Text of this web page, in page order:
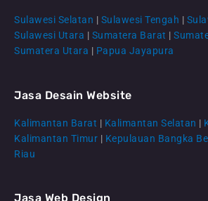
CS Lenteraweb
Sulawesi Selatan | Sulawesi Tengah |
Sulawesi Utara | Sumatera Barat |
Sumatera Utara | Papua Jayapura
Jasa Desain Website
Kalimantan Barat | Kalimantan Selatan |
Kalimantan Timur | Kepulauan Bangka
Riau
Jasa Web Design